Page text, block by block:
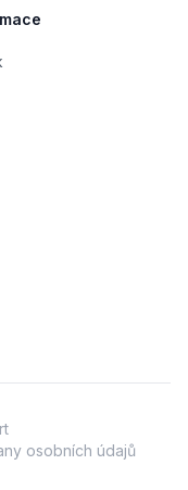
osobních údajů